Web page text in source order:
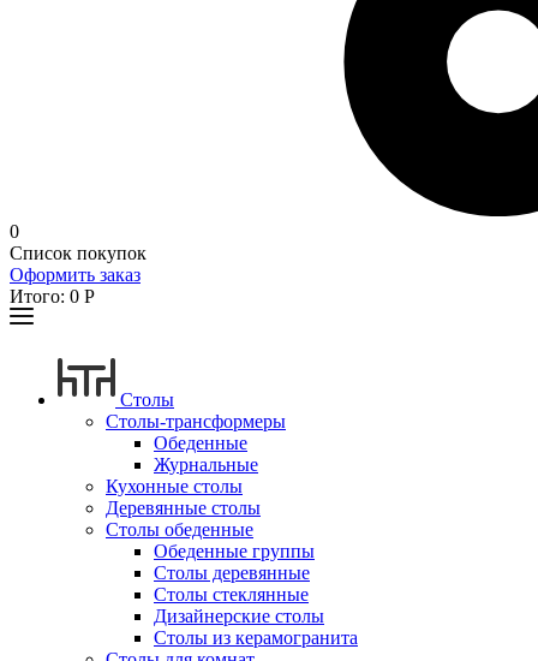
0
Список покупок
Оформить заказ
Итого: 0 Р
Столы
Столы-трансформеры
Обеденные
Журнальные
Кухонные столы
Деревянные столы
Столы обеденные
Обеденные группы
Столы деревянные
Столы стеклянные
Дизайнерские столы
Столы из керамогранита